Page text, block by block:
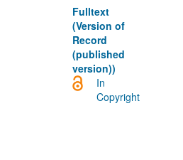
Fulltext
(Version of
Record
(published
version))
In
Copyright